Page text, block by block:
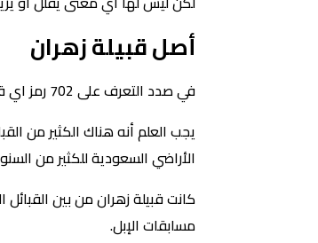
أصل قبيلة زهران
في صدد التعرف على 702 رمز اي قبيلة يمكن أن نرى أن قبيلة زهران ترجع في أصلها إلى نسب زهران بن كعب بن الحارث بن كعب بن عبد الله بن مالك بن نصر.
يجب العلم أنه هناك الكثير من
الأراضي السعودية للكثير من
كانت قبيلة زهران من بين القبائل
مسابقات الإبل.